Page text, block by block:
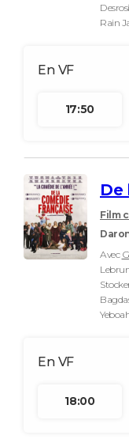
Rain
17:50
De
Film
Avec
Lebrun
18:00